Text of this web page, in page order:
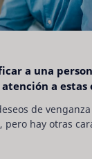
a una
a
de
pero hay otras